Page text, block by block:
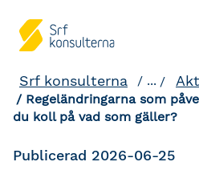
Srf konsulterna ... Aktuellt och
Regeländringarna som
du koll på vad som gäller?
Publicerad 2026-06-25